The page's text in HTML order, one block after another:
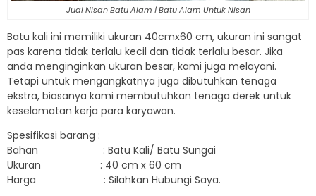
Jual Nisan Batu Alam | Batu Alam Untuk Nisan
Batu kali ini memiliki ukuran 40cmx60 cm, ukuran ini sangat
pas karena tidak terlalu kecil dan tidak terlalu besar. Jika
anda menginginkan ukuran besar, kami juga melayani.
Tetapi untuk mengangkatnya juga dibutuhkan tenaga
ekstra, biasanya kami membutuhkan tenaga derek untuk
keselamatan kerja para karyawan.
Spesifikasi barang :
Bahan : Batu Kali/ Batu Sungai
Ukuran : 40 cm x 60 cm
Harga : Silahkan Hubungi Saya.